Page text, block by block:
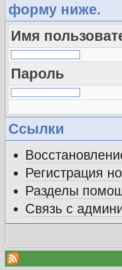
форму ниже.
Имя
Пароль
Ссылки
Регистрация
Разделы
Связь с